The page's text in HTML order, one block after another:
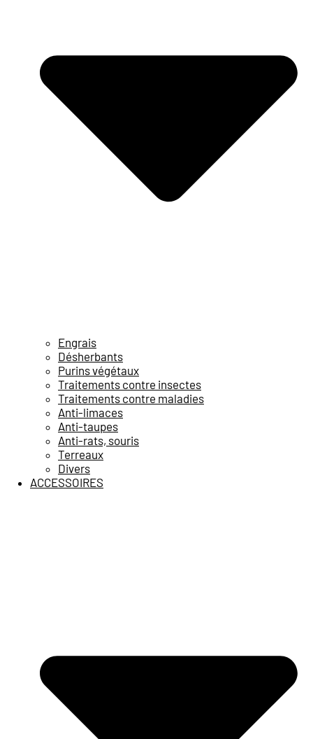
Engrais
Désherbants
Purins végétaux
Traitements contre insectes
Traitements contre maladies
Anti-limaces
Anti-taupes
Anti-rats, souris
Terreaux
Divers
ACCESSOIRES